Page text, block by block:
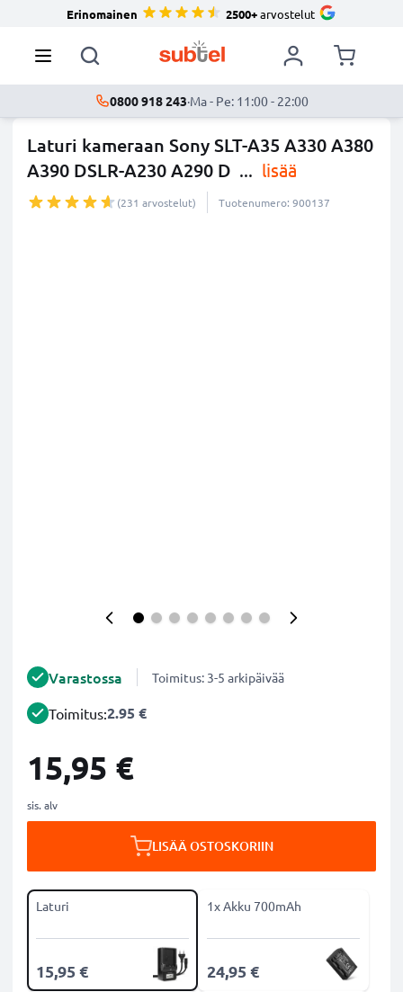
Erinomainen 2500+arvostelut
0800 918 243·Ma - Pe: 11:00 - 22:00
Laturi kameraan Sony SLT-A35 A330 A380
A390 DSLR-A230 A290 D ... lisää
(231 arvostelut) Tuotenumero: 900137
Varastossa Toimitus: 3-5 arkipäivää
Toimitus:2.95 €
15,95 €
sis. alv
LISÄÄ OSTOSKORIIN
Laturi
15,95 €
1x Akku 700mAh
24,95 €